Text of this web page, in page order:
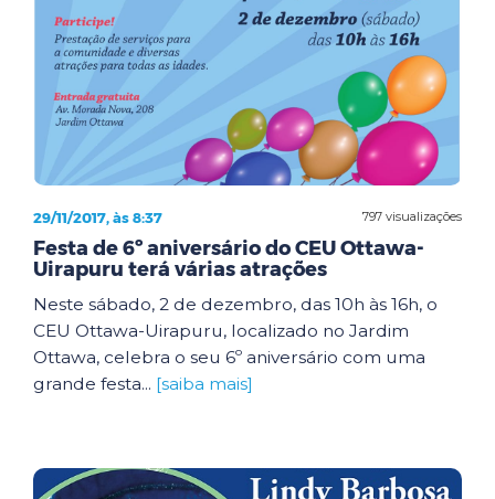
797 visualizações
29/11/2017, às 8:37
Festa de 6º aniversário do CEU Ottawa-
Uirapuru terá várias atrações
Neste sábado, 2 de dezembro, das 10h às 16h, o
CEU Ottawa-Uirapuru, localizado no Jardim
Ottawa, celebra o seu 6º aniversário com uma
grande festa... [saiba mais]